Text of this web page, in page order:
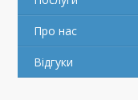
Про нас
Відгуки